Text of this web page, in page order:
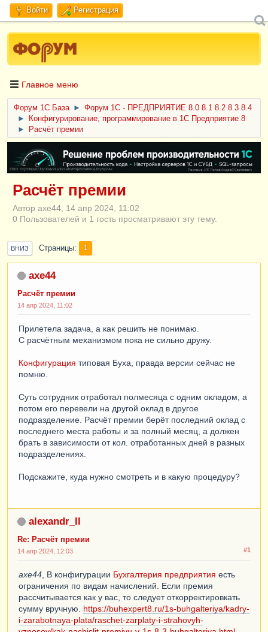
Войти Регистрация
Главное меню
Форум 1C База ►
Форум 1С - ПРЕДПРИЯТИЕ 8.0 8.1 8.2 8.3 8.4
►
Конфигурирование, программирование в 1С Предприятие 8
►
Расчёт премии
ERID: CQH36pWzJqVJD4xVLsnhcU4hVPNjkBZe8KKxjJiYySyZAz
Расчёт премии
Автор axe44, 14 апр 2024, 11:02
0 Пользователей и 1 гость просматривают эту тему.
ВНИЗ Страницы 1
axe44
Расчёт премии
14 апр 2024, 11:02
Прилетела задача, а как решить не понимаю.
С расчётным механизмом пока не сильно дружу.
Конфигурация типовая Буха, правда версии сейчас не
помню.
Суть сотрудник отработал полмесяца с одним окладом, а
потом его перевели на другой оклад в другое
подразделение. Расчёт премии берёт последний оклад с
последнего места работы и за полный месяц, а должен
брать в зависимости от кол. отработанных дней в разных
подразделениях.
Подскажите, куда нужно смотреть и в какую процедуру?
alexandr_ll
Re: Расчёт премии
#1
14 апр 2024, 12:03
axe44 , В конфигурации Бухгалтерия предприятия есть
ограничения по видам начислений. Если премия
рассчитывается как у вас, то следует откорректировкать
сумму вручную. https://buhexpert8.ru/1s-buhgalteriya/kadry-
i-zarabotnaya-plata/raschet-zarplaty-i-strahovyh-